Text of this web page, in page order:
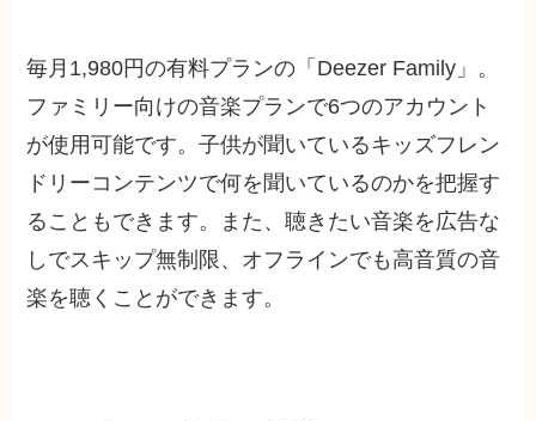
毎月1,980円の有料プランの「Deezer Family」。
ファミリー向けの音楽プランで6つのアカウント
が使用可能です。子供が聞いているキッズフレン
ドリーコンテンツで何を聞いているのかを把握す
ることもできます。また、聴きたい音楽を広告な
しでスキップ無制限、オフラインでも高音質の音
楽を聴くことができます。